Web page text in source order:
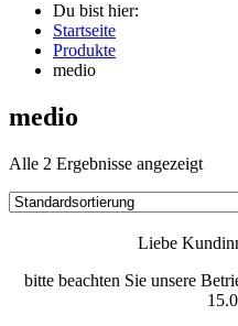
Du bist hier:
Startseite
Produkte
medio
medio
Alle 2 Ergebnisse angezeigt
Liebe
bitte beachten Sie unsere